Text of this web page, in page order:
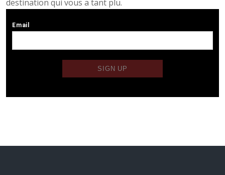
destination qui vous a tant plu.